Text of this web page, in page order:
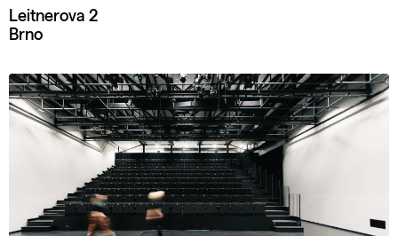
Leitnerova 2
Brno